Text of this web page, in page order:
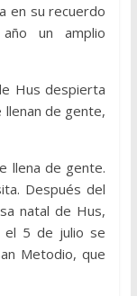
en su recuerdo
un amplio
Hus despierta
de gente,
llena de gente.
Después del
natal de Hus,
el 5 de julio se
Metodio, que